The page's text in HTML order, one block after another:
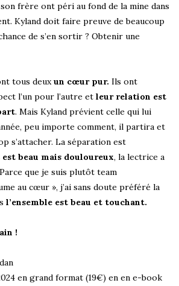
frère ont péri au fond de la mine dans
Kyland doit faire preuve de beaucoup
de s’en sortir ? Obtenir une
tous deuxun cœur pur. Ils ont
l’un pour l’autre et leur relation est
. Mais Kyland prévient celle qui lui
peu importe comment, il partira et
s’attacher. La séparation est
beau mais douloureux, la lectrice a
que je suis plutôt team
au cœur », j’ai sans doute préféré la
l’ensemble est beau et touchant.
!
en grand format (19€) en en e-book